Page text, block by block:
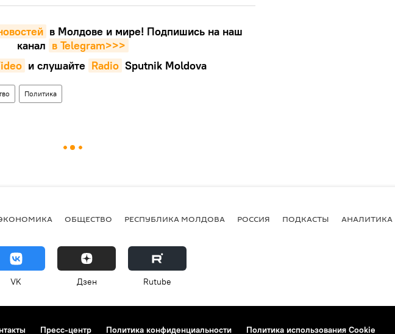
в Молдове и мире! Подпишись на наш
канал в Telegram>>>
и слушайте Radio Sputnik Moldova
Политика
ОБЩЕСТВО РЕСПУБЛИКА МОЛДОВА РОССИЯ ПОДКАСТЫ АНАЛИТИКА
VK Дзен Rutube
Пресс-центр Политика конфиденциальности Политика использования Cookie